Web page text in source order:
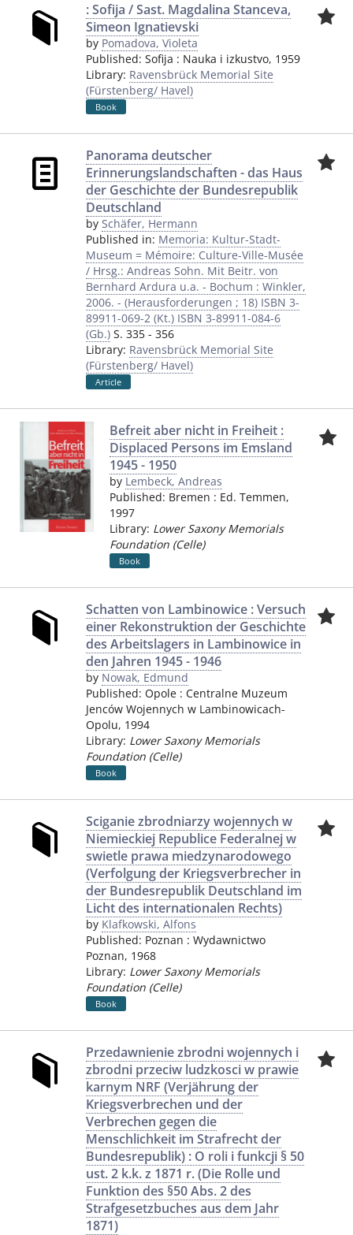
: Sofija / Sast. Magdalina Stanceva,
Simeon Ignatievski
by Pomadova, Violeta
Published: Sofija : Nauka i izkustvo, 1959
Library: Ravensbrück Memorial Site
(Fürstenberg/ Havel)
Book
Panorama deutscher
Erinnerungslandschaften - das Haus
der Geschichte der Bundesrepublik
Deutschland
by Schäfer, Hermann
Published in: Memoria: Kultur-Stadt-
Museum = Mémoire: Culture-Ville-Musée
/ Hrsg.: Andreas Sohn. Mit Beitr. von
Bernhard Ardura u.a. - Bochum : Winkler,
2006. - (Herausforderungen ; 18) ISBN 3-
89911-069-2 (Kt.) ISBN 3-89911-084-6
(Gb.) S. 335 - 356
Library: Ravensbrück Memorial Site
(Fürstenberg/ Havel)
Article
Befreit aber nicht in Freiheit :
Displaced Persons im Emsland
1945 - 1950
by Lembeck, Andreas
Published: Bremen : Ed. Temmen,
1997
Library: Lower Saxony Memorials
Foundation (Celle)
Book
Schatten von Lambinowice : Versuch
einer Rekonstruktion der Geschichte
des Arbeitslagers in Lambinowice in
den Jahren 1945 - 1946
by Nowak, Edmund
Published: Opole : Centralne Muzeum
Jenców Wojennych w Lambinowicach-
Opolu, 1994
Library: Lower Saxony Memorials
Foundation (Celle)
Book
Sciganie zbrodniarzy wojennych w
Niemieckiej Republice Federalnej w
swietle prawa miedzynarodowego
(Verfolgung der Kriegsverbrecher in
der Bundesrepublik Deutschland im
Licht des internationalen Rechts)
by Klafkowski, Alfons
Published: Poznan : Wydawnictwo
Poznan, 1968
Library: Lower Saxony Memorials
Foundation (Celle)
Book
Przedawnienie zbrodni wojennych i
zbrodni przeciw ludzkosci w prawie
karnym NRF (Verjährung der
Kriegsverbrechen und der
Verbrechen gegen die
Menschlichkeit im Strafrecht der
Bundesrepublik) : O roli i funkcji § 50
ust. 2 k.k. z 1871 r. (Die Rolle und
Funktion des §50 Abs. 2 des
Strafgesetzbuches aus dem Jahr
1871)